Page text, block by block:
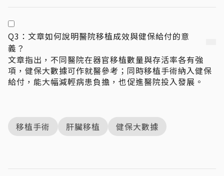
Q3：文章如何說明醫院移植成效與健保給付的意
義？
文章指出，不同醫院在器官移植數量與存活率各有強
項，健保大數據可作就醫參考；同時移植手術納入健保
給付，能大幅減輕病患負擔，也促進醫院投入發展。
移植手術 肝臟移植 健保大數據